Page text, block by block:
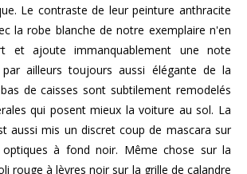
Le contraste de leur peinture anthracite
la robe blanche de notre exemplaire n'en
et ajoute immanquablement une note
ailleurs toujours aussi élégante de la
de caisses sont subtilement remodelés
qui posent mieux la voiture au sol. La
aussi mis un discret coup de mascara sur
à fond noir. Même chose sur la
rouge à lèvres noir sur la grille de calandre